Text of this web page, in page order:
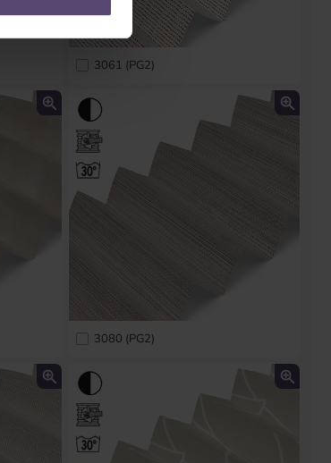
3061 (PG2)
3080 (PG2)